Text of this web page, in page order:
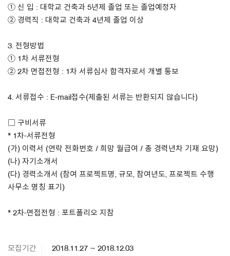
① 신 입 : 대학교 건축과 5년제 졸업 또는 졸업예정자
② 경력직 : 대학교 건축과 4년제 졸업 이상
3. 전형방법
① 1차 서류전형
② 2차 면접전형 : 1차 서류심사 합격자로서 개별 통보
4. 서류접수 : E-mail접수(제출된 서류는 반환되지 않습니다)
□ 구비서류
* 1차-서류전형
(가) 이력서 (연락 전화번호 / 희망 월급여 / 총 경력년차 기재 요망)
(나) 자기소개서
(다) 경력소개서 (참여 프로젝트명, 규모, 참여년도, 프로젝트 수행
사무소 명칭 표기)
* 2차-면접전형 : 포트폴리오 지참
모집기간 2018.11.27 ~ 2018.12.03